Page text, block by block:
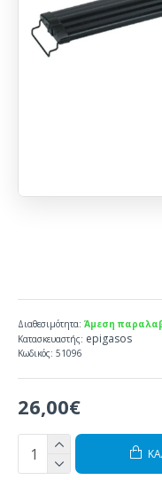
26,00€
Διαθεσιμότητα: Άμεση
Κατασκευαστής: epigasos
Κωδικός: 51096